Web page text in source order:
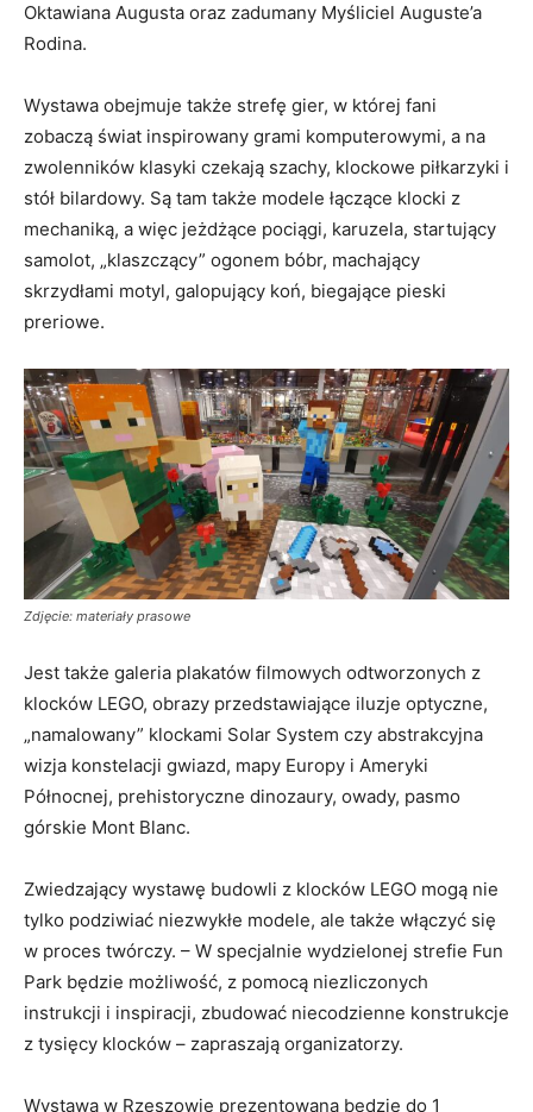
Oktawiana Augusta oraz zadumany Myśliciel Auguste’a
Rodina.
Wystawa obejmuje także strefę gier, w której fani
zobaczą świat inspirowany grami komputerowymi, a na
zwolenników klasyki czekają szachy, klockowe piłkarzyki i
stół bilardowy. Są tam także modele łączące klocki z
mechaniką, a więc jeżdżące pociągi, karuzela, startujący
samolot, „klaszczący” ogonem bóbr, machający
skrzydłami motyl, galopujący koń, biegające pieski
preriowe.
Zdjęcie: materiały prasowe
Jest także galeria plakatów filmowych odtworzonych z
klocków LEGO, obrazy przedstawiające iluzje optyczne,
„namalowany” klockami Solar System czy abstrakcyjna
wizja konstelacji gwiazd, mapy Europy i Ameryki
Północnej, prehistoryczne dinozaury, owady, pasmo
górskie Mont Blanc.
Zwiedzający wystawę budowli z klocków LEGO mogą nie
tylko podziwiać niezwykłe modele, ale także włączyć się
w proces twórczy. – W specjalnie wydzielonej strefie Fun
Park będzie możliwość, z pomocą niezliczonych
instrukcji i inspiracji, zbudować niecodzienne konstrukcje
z tysięcy klocków – zapraszają organizatorzy.
Wystawa w Rzeszowie prezentowana będzie do 1